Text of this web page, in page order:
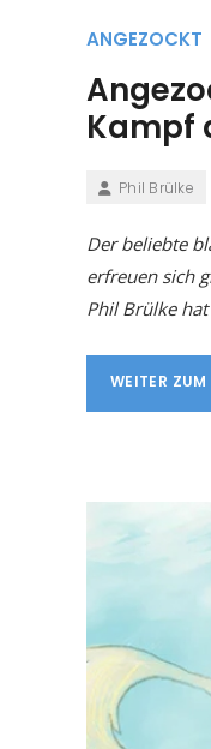
ANGEZOCKT
Kampf
Phil Brülke
Der beliebte
erfreuen sich
Phil Brülke
WEITER ZUM